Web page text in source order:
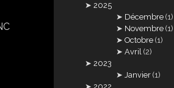
2025
Décembre (1)
Novembre (1)
Octobre (1)
Avril (2)
2023
Janvier (1)